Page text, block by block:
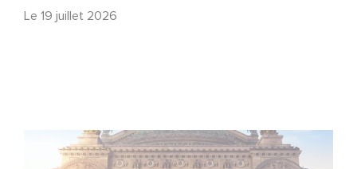
Le 19 juillet 2026
Gaumont et Good Hero annoncent la suite de Ballerina